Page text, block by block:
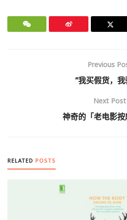
Previous
“我买假货，我
Next Post
神奇的「老电影
RELATED POSTS